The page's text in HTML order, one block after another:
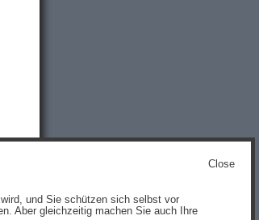
Close
und Sie schützen sich selbst vor
Aber gleichzeitig machen Sie auch Ihre